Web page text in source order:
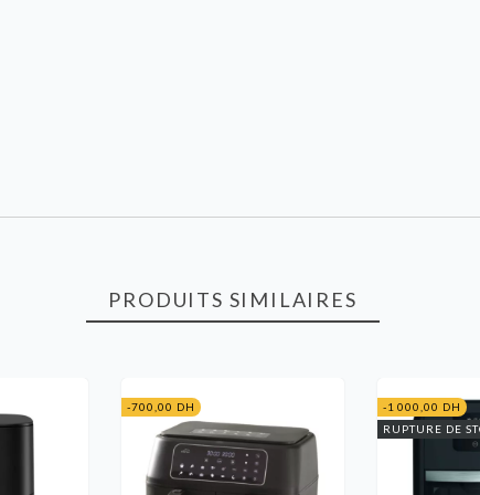
PRODUITS SIMILAIRES
-700,00 DH
-1 000,00 DH
RUPTURE DE